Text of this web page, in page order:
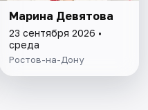
Марина Девятова
23 сентября 2026 •
среда
Ростов-на-Дону